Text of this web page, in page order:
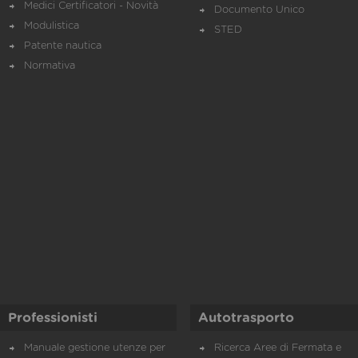
Medici Certificatori - Novità
Modulistica
Patente nautica
Normativa
Documento Unico
STED
Professionisti
Manuale gestione utenze per
Autotrasporto
Ricerca Aree di Fermata e